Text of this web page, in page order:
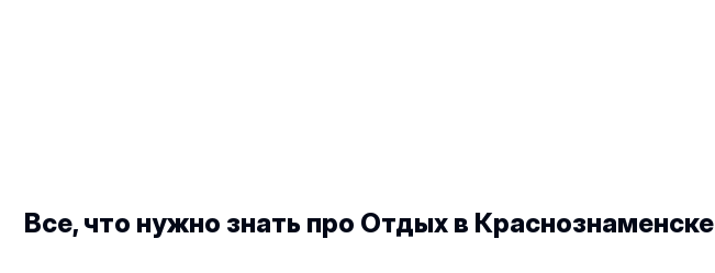
Все, что нужно знать про Отдых в Краснознаменске